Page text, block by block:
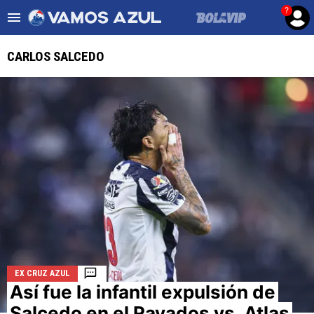
?
ULTIMAS NOTICIAS
LIGA MX
FUERZAS BÁSICAS
MERCADO DE FICHAJES
OPINIÓN
CARLOS SALCEDO
EX CRUZ AZUL
Así fue la infantil expulsión de